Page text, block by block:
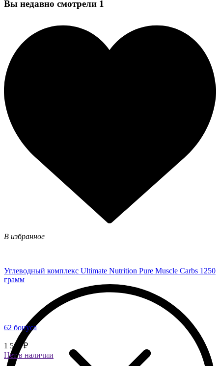
Вы недавно смотрели 1
В избранное
Углеводный комплекс Ultimate Nutrition Pure Muscle Carbs 1250
грамм
62 бонуса
1 560 ₽
Нет в наличии